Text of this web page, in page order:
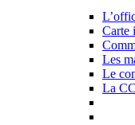
Carte
Les
Le
La